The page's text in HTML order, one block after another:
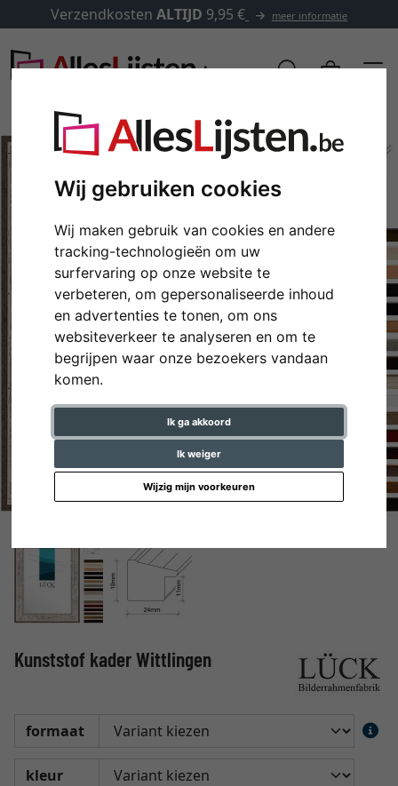
Wij gebruiken cookies
Wij maken gebruik van cookies en andere
tracking-technologieën om uw
surfervaring op onze website te
verbeteren, om gepersonaliseerde inhoud
en advertenties te tonen, om ons
websiteverkeer te analyseren en om te
begrijpen waar onze bezoekers vandaan
komen.
Ik ga akkoord
Ik weiger
Wijzig mijn voorkeuren
Verzendkosten ALTIJD 9,95 € meer informatie
Terug
Kunststof kader Wittlingen
formaat
kleur